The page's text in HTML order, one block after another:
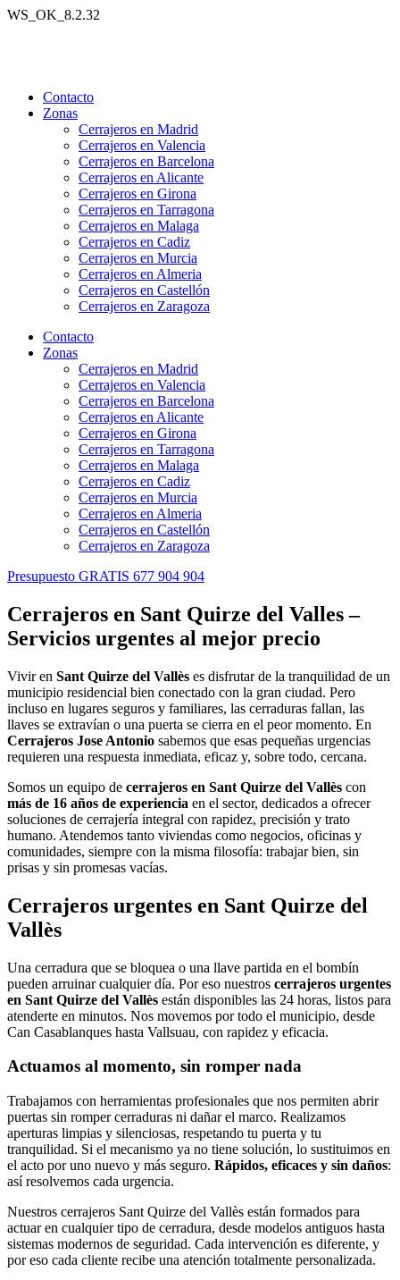
WS_OK_8.2.32
Contacto
Zonas
Cerrajeros en Madrid
Cerrajeros en Valencia
Cerrajeros en Barcelona
Cerrajeros en Alicante
Cerrajeros en Girona
Cerrajeros en Tarragona
Cerrajeros en Malaga
Cerrajeros en Cadiz
Cerrajeros en Murcia
Cerrajeros en Almeria
Cerrajeros en Castellón
Cerrajeros en Zaragoza
Contacto
Zonas
Cerrajeros en Madrid
Cerrajeros en Valencia
Cerrajeros en Barcelona
Cerrajeros en Alicante
Cerrajeros en Girona
Cerrajeros en Tarragona
Cerrajeros en Malaga
Cerrajeros en Cadiz
Cerrajeros en Murcia
Cerrajeros en Almeria
Cerrajeros en Castellón
Cerrajeros en Zaragoza
Presupuesto GRATIS 677 904 904
Cerrajeros en Sant Quirze del Valles –
Servicios urgentes al mejor precio
Vivir en Sant Quirze del Vallès es disfrutar de la tranquilidad de un
municipio residencial bien conectado con la gran ciudad. Pero
incluso en lugares seguros y familiares, las cerraduras fallan, las
llaves se extravían o una puerta se cierra en el peor momento. En
Cerrajeros Jose Antonio sabemos que esas pequeñas urgencias
requieren una respuesta inmediata, eficaz y, sobre todo, cercana.
Somos un equipo de cerrajeros en Sant Quirze del Vallès con
más de 16 años de experiencia en el sector, dedicados a ofrecer
soluciones de cerrajería integral con rapidez, precisión y trato
humano. Atendemos tanto viviendas como negocios, oficinas y
comunidades, siempre con la misma filosofía: trabajar bien, sin
prisas y sin promesas vacías.
Cerrajeros urgentes en Sant Quirze del
Vallès
Una cerradura que se bloquea o una llave partida en el bombín
pueden arruinar cualquier día. Por eso nuestros cerrajeros urgentes
en Sant Quirze del Vallès están disponibles las 24 horas, listos para
atenderte en minutos. Nos movemos por todo el municipio, desde
Can Casablanques hasta Vallsuau, con rapidez y eficacia.
Actuamos al momento, sin romper nada
Trabajamos con herramientas profesionales que nos permiten abrir
puertas sin romper cerraduras ni dañar el marco. Realizamos
aperturas limpias y silenciosas, respetando tu puerta y tu
tranquilidad. Si el mecanismo ya no tiene solución, lo sustituimos en
el acto por uno nuevo y más seguro. Rápidos, eficaces y sin daños:
así resolvemos cada urgencia.
Nuestros cerrajeros Sant Quirze del Vallès están formados para
actuar en cualquier tipo de cerradura, desde modelos antiguos hasta
sistemas modernos de seguridad. Cada intervención es diferente, y
por eso cada cliente recibe una atención totalmente personalizada.